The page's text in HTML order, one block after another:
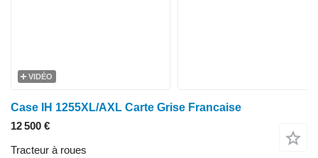
VIDÉO
Case IH 1255XL/AXL Carte Grise Francaise
12 500 €
Tracteur à roues